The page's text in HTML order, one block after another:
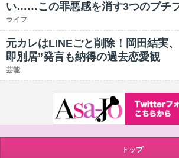
い……この罪悪感を消す3つのプチ
ライフ
元カレはLINEごと削除！岡田結実
即別居”発言も納得の過去恋愛観
芸能
トップ